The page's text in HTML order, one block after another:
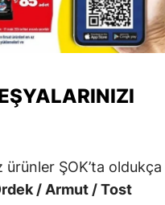
ürünler ŞOK’ta oldukça
/ Armut / Tost